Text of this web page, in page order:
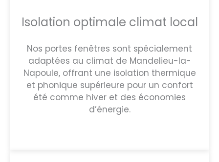
Isolation optimale climat local
Nos portes fenêtres sont spécialement
adaptées au climat de Mandelieu-la-
Napoule, offrant une isolation thermique
et phonique supérieure pour un confort
été comme hiver et des économies
d’énergie.